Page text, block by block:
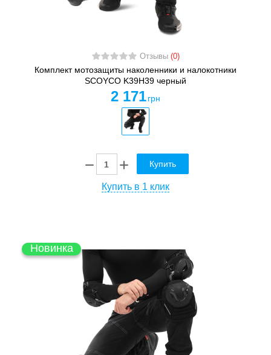
Отзывы (0)
Комплект мотозащиты наколенники и налокотники
SCOYCO K39H39 черный
2 171 грн
Купить
Купить в 1 клик
Новинка